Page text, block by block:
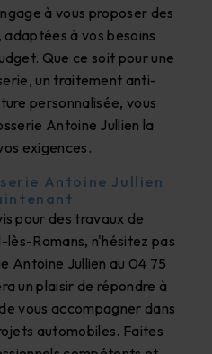
à vous proposer des
à vos besoins
Que ce soit pour une
un traitement anti-
personnalisée, vous
Antoine Jullien la
exigences.
Antoine Jullien
pour des travaux de
Romans, n'hésitez pas
Antoine Jullien au 04 75
un plaisir de répondre à
vous accompagner dans
automobiles. Faites